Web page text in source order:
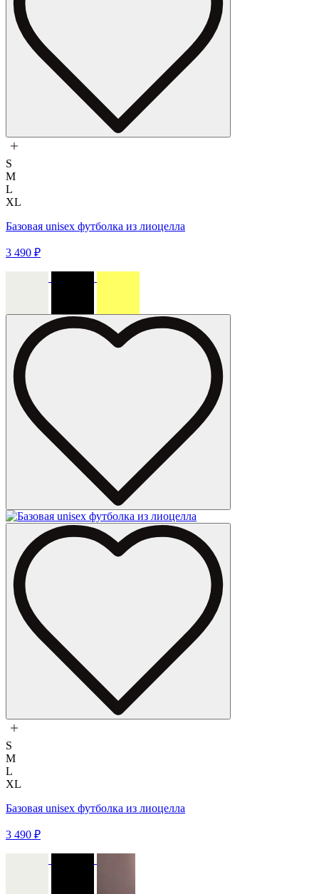
S
M
L
XL
Базовая unisex футболка из лиоцелла
3 490 ₽
S
M
L
XL
Базовая unisex футболка из лиоцелла
3 490 ₽